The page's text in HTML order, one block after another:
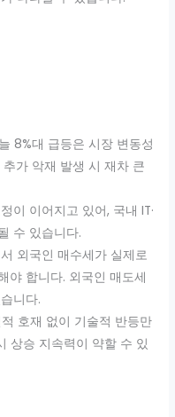
8%대 급등은 시장 변동성
가 악재 발생 시 재차 큰
이 이어지고 있어, 국내 IT·
수 있습니다.
외국인 매수세가 실제로
야 합니다. 외국인 매도세
니다.
호재 없이 기술적 반등만
상승 지속력이 약할 수 있